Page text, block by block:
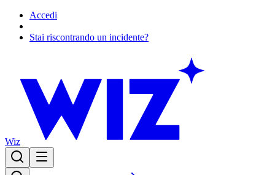
Accedi
Stai riscontrando un incidente?
Wiz